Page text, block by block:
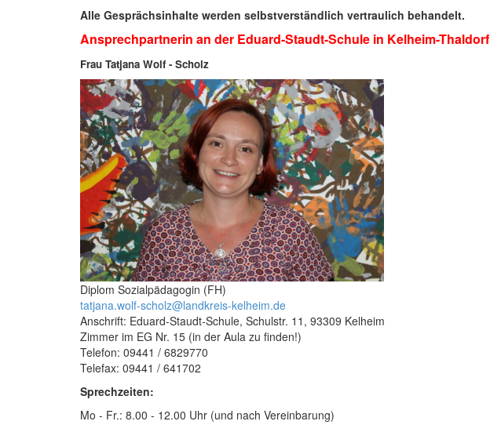
Alle Gesprächsinhalte werden selbstverständlich vertraulich behandelt.
Ansprechpartnerin an der Eduard-Staudt-Schule in Kelheim-Thaldorf
Frau Tatjana Wolf - Scholz
Diplom Sozialpädagogin (FH)
tatjana.wolf-scholz@landkreis-kelheim.de
Anschrift: Eduard-Staudt-Schule, Schulstr. 11, 93309 Kelheim
Zimmer im EG Nr. 15 (in der Aula zu finden!)
Telefon: 09441 / 6829770
Telefax: 09441 / 641702
Sprechzeiten:
Mo - Fr.: 8.00 - 12.00 Uhr (und nach Vereinbarung)